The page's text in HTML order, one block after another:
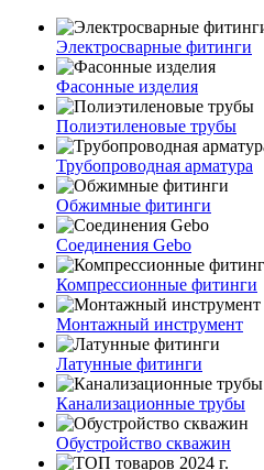
Электросварные фитинги
Фасонные изделия
Полиэтиленовые трубы
Трубопроводная арматура
Обжимные фитинги
Соединения Gebo
Компрессионные фитинги
Монтажный инструмент
Латунные фитинги
Канализационные трубы
Обустройство скважин